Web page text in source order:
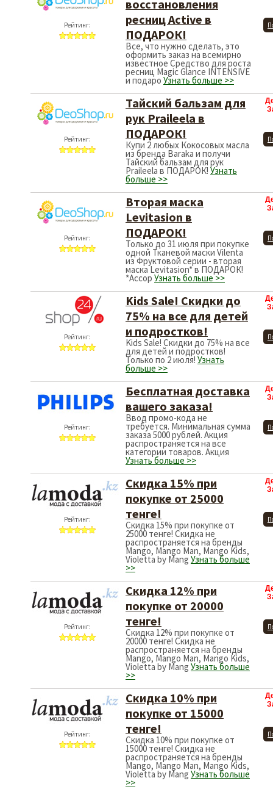
Рейтинг:
восстановления
ресниц Active в
ПОДАРОК!
Все, что нужно сделать, это
оформить заказ на всемирно
известное Средство для роста
ресниц Magic Glance INTENSIVE
и подаро Узнать больше >>
Рейтинг:
Тайский бальзам для
рук Praileela в
ПОДАРОК!
Купи 2 любых Кокосовых масла
из бренда Baraka и получи
Тайский бальзам для рук
Praileela в ПОДАРОК! Узнать
больше >>
Рейтинг:
Вторая маска
Levitasion в
ПОДАРОК!
Только до 31 июля при покупке
одной Тканевой маски Vilenta
из Фруктовой серии - вторая
маска Levitasion* в ПОДАРОК!
*Ассор Узнать больше >>
Рейтинг:
Kids Sale! Скидки до
75% на все для детей
и подростков!
Kids Sale! Скидки до 75% на все
для детей и подростков!
Только по 2 июля! Узнать
больше >>
Рейтинг:
Бесплатная доставка
вашего заказа!
Ввод промо-кода не
требуется. Минимальная сумма
заказа 5000 рублей. Акция
распространяется на все
категории товаров. Акция
Узнать больше >>
Рейтинг:
Скидка 15% при
покупке от 25000
тенге!
Скидка 15% при покупке от
25000 тенге! Скидка не
распространяется на бренды
Mango, Mango Man, Mango Kids,
Violetta by Mang Узнать больше
>>
Рейтинг:
Скидка 12% при
покупке от 20000
тенге!
Скидка 12% при покупке от
20000 тенге! Скидка не
распространяется на бренды
Mango, Mango Man, Mango Kids,
Violetta by Mang Узнать больше
>>
Рейтинг:
Скидка 10% при
покупке от 15000
тенге!
Скидка 10% при покупке от
15000 тенге! Скидка не
распространяется на бренды
Mango, Mango Man, Mango Kids,
Violetta by Mang Узнать больше
>>